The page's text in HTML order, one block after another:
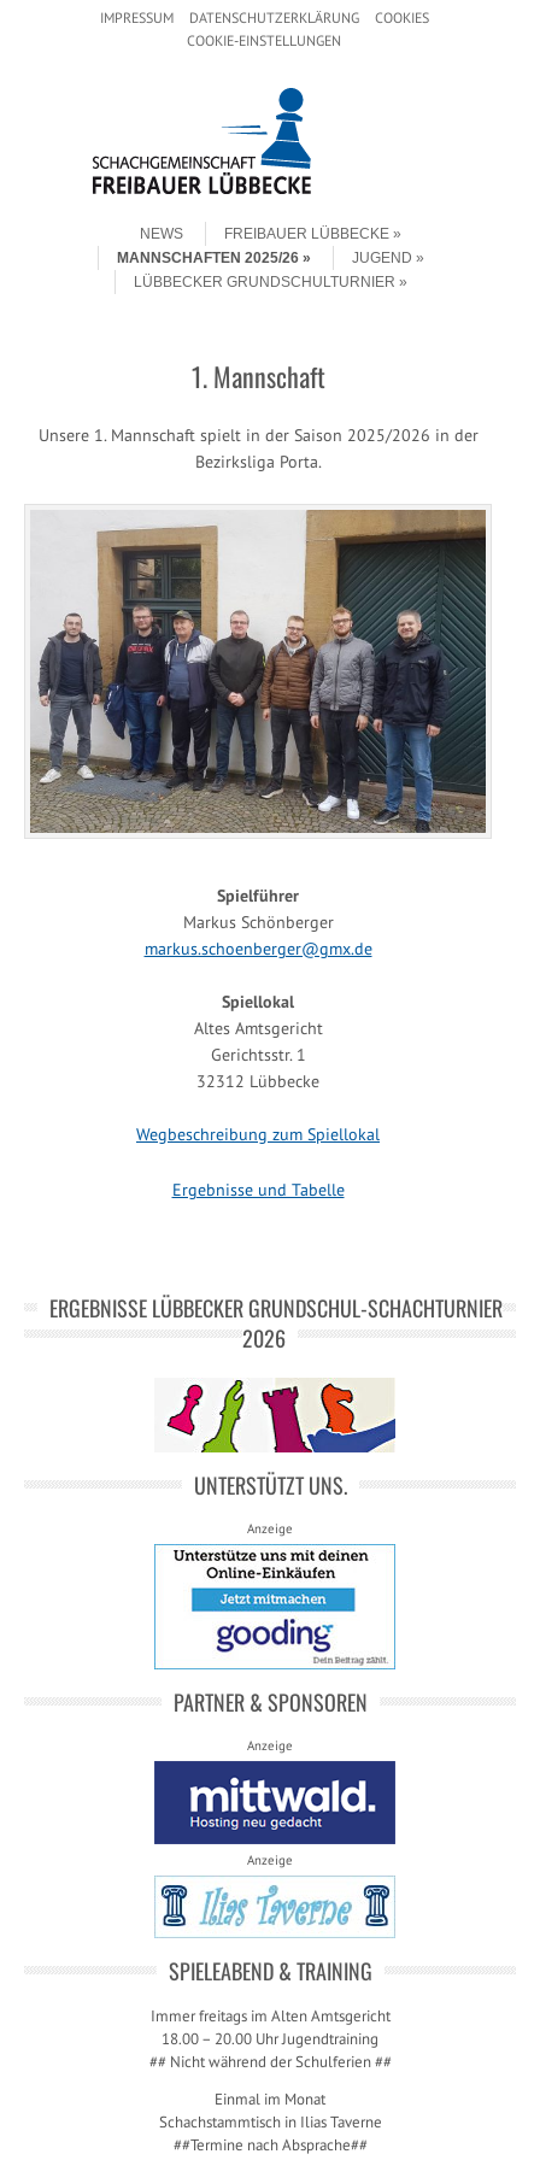
IMPRESSUM DATENSCHUTZERKLÄRUNG
COOKIES
COOKIE-EINSTELLUNGEN
NEWS
FREIBAUER LÜBBECKE
MANNSCHAFTEN 2025/26
JUGEND
LÜBBECKER GRUNDSCHULTURNIER
1. Mannschaft
Unsere 1. Mannschaft spielt in der Saison 2025/2026 in der
Bezirksliga Porta.
Spielführer
Markus Schönberger
markus.schoenberger@gmx.de
Spiellokal
Altes Amtsgericht
Gerichtsstr. 1
32312 Lübbecke
Wegbeschreibung zum Spiellokal
Ergebnisse und Tabelle
ERGEBNISSE LÜBBECKER GRUNDSCHUL-SCHACHTURNIER
2026
UNTERSTÜTZT UNS.
Anzeige
PARTNER & SPONSOREN
Anzeige
Anzeige
SPIELEABEND & TRAINING
Immer freitags im Alten Amtsgericht
18.00 – 20.00 Uhr Jugendtraining
## Nicht während der Schulferien ##
Einmal im Monat
Schachstammtisch in Ilias Taverne
##Termine nach Absprache##